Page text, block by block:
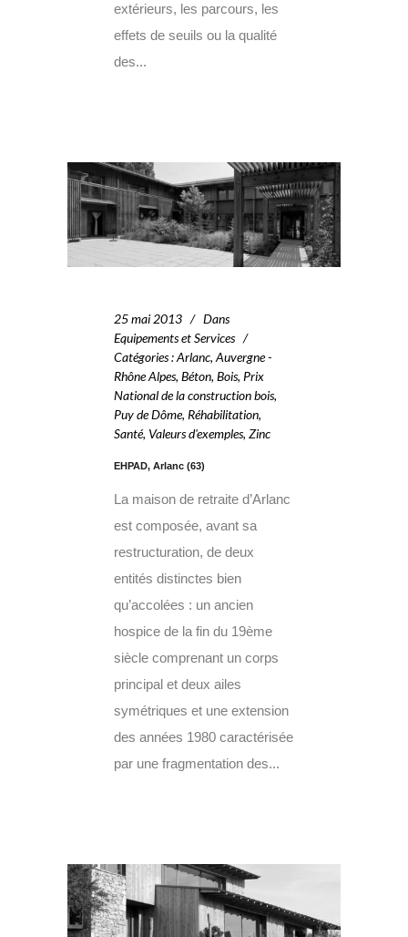
extérieurs, les parcours, les
effets de seuils ou la qualité
des...
25 mai 2013
Dans
Equipements et Services
Catégories:Arlanc, Auvergne -
Rhône Alpes, Béton, Bois, Prix
National de la construction bois,
Puy de Dôme, Réhabilitation,
Santé, Valeurs d'exemples, Zinc
EHPAD, Arlanc (63)
La maison de retraite d’Arlanc
est composée, avant sa
restructuration, de deux
entités distinctes bien
qu’accolées : un ancien
hospice de la fin du 19ème
siècle comprenant un corps
principal et deux ailes
symétriques et une extension
des années 1980 caractérisée
par une fragmentation des...